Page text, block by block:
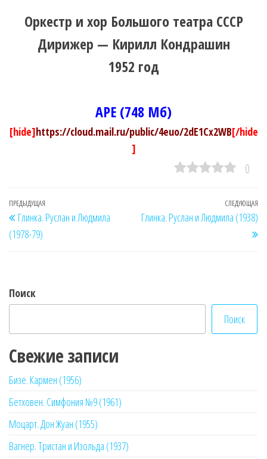
Оркестр и хор Большого театра СССР
Дирижер — Кирилл Кондрашин
1952 год
APE (748 Мб)
[hide]https://cloud.mail.ru/public/4euo/2dE1Cx2WB[/hide
]
0
Навигация
по
записям
Предыдущая
запись
ПРЕДЫДУЩАЯ
Глинка. Руслан и Людмила
(1978-79)
СЛЕДУЮЩАЯ
Глинка. Руслан и Людмила (1938)
Поиск
Поиск
Свежие записи
Бизе. Кармен (1956)
Бетховен. Симфония №9 (1961)
Моцарт. Дон Жуан (1955)
Вагнер. Тристан и Изольда (1937)